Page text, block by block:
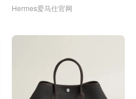
Hermes爱马仕官网